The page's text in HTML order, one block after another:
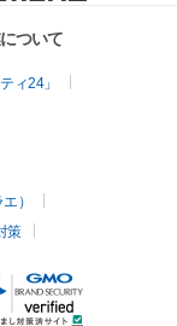
ついて
ィ24」
）
策